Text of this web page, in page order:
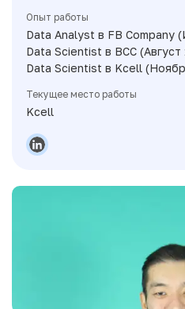
Опыт работы
Data Analyst в FB Company
Data Scientist в BCC
Data Scientist в Kcell
Текущее место работы
Kcell